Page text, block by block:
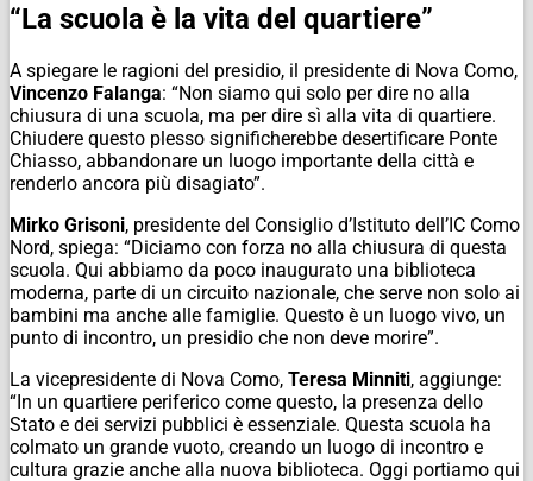
“La scuola è la vita del quartiere”
A spiegare le ragioni del presidio, il presidente di Nova Como,
Vincenzo Falanga: “Non siamo qui solo per dire no alla
chiusura di una scuola, ma per dire sì alla vita di quartiere.
Chiudere questo plesso significherebbe desertificare Ponte
Chiasso, abbandonare un luogo importante della città e
renderlo ancora più disagiato”.
Mirko Grisoni, presidente del Consiglio d’Istituto dell’IC Como
Nord, spiega: “Diciamo con forza no alla chiusura di questa
scuola. Qui abbiamo da poco inaugurato una biblioteca
moderna, parte di un circuito nazionale, che serve non solo ai
bambini ma anche alle famiglie. Questo è un luogo vivo, un
punto di incontro, un presidio che non deve morire”.
La vicepresidente di Nova Como, Teresa Minniti, aggiunge:
“In un quartiere periferico come questo, la presenza dello
Stato e dei servizi pubblici è essenziale. Questa scuola ha
colmato un grande vuoto, creando un luogo di incontro e
cultura grazie anche alla nuova biblioteca. Oggi portiamo qui